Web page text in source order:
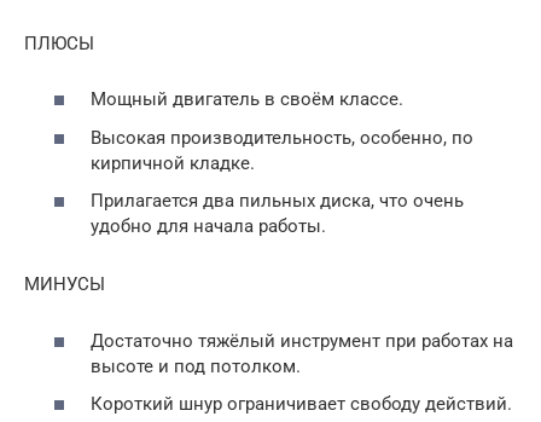
ПЛЮСЫ
Мощный двигатель в своём классе.
Высокая производительность, особенно, по
кирпичной кладке.
Прилагается два пильных диска, что очень
удобно для начала работы.
МИНУСЫ
Достаточно тяжёлый инструмент при работах на
высоте и под потолком.
Короткий шнур ограничивает свободу действий.